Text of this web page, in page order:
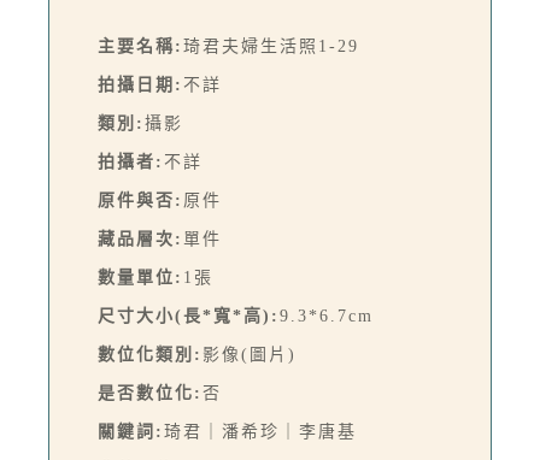
主要名稱: 琦君夫婦生活照1-29
拍攝日期: 不詳
類別: 攝影
拍攝者: 不詳
原件與否: 原件
藏品層次: 單件
數量單位: 1張
尺寸大小(長*寬*高): 9.3*6.7cm
數位化類別: 影像(圖片)
是否數位化: 否
關鍵詞: 琦君｜潘希珍｜李唐基